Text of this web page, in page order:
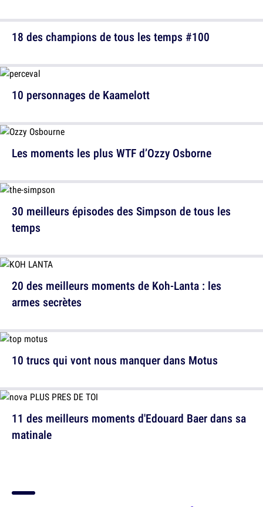
18 des champions de tous les temps #100
Les moments les plus WTF d’Ozzy Osborne
20 des meilleurs moments de Koh-Lanta : les
armes secrètes
11 des meilleurs moments d'Edouard Baer dans sa
matinale
10 personnages de Kaamelott
30 meilleurs épisodes des Simpson de tous les
temps
10 trucs qui vont nous manquer dans Motus